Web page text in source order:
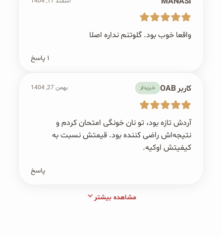
واقعا خوب بود. گلوتنم نداره اصلا
۱ پاسخ
کاربر OAB خریدار بهمن 27, 1404
آردش تازه بود، تو نان خونگی امتحان کردم و
نتیجه‌اش راضی کننده بود. قیمتش نسبت به
کیفیتش اوکیه.
پاسخ
مشاهده بیشتر